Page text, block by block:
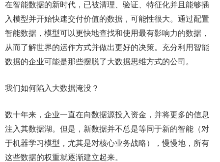
在智能数据的新时代，已被清理、验证、特征化并且能够插
入模型并开始快速交付价值的数据，可能性很大。通过配置
智能数据，模型可以更快地查找和使用最有影响力的数据，
从而了解世界的运作方式并做出更好的决策。充分利用智能
数据的企业可能是那些摆脱了大数据思维方式的公司。
我们如何陷入大数据淹没？
数十年来，企业一直在向数据源投入资金，并将更多的信息
注入其数据湖。但是，新数据并不总是等同于新的智能（对
于机器学习模型，尤其是对核心业务战略），慢慢地，所有
这些数据的权重就逐渐建立起来。